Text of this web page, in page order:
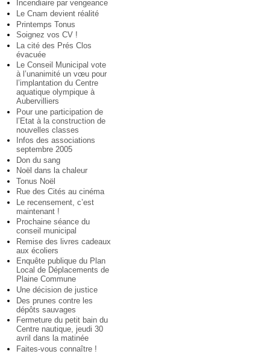
Incendiaire par vengeance
Le Cnam devient réalité
Printemps Tonus
Soignez vos CV !
La cité des Prés Clos
évacuée
Le Conseil Municipal vote
à l’unanimité un vœu pour
l’implantation du Centre
aquatique olympique à
Aubervilliers
Pour une participation de
l’Etat à la construction de
nouvelles classes
Infos des associations
septembre 2005
Don du sang
Noël dans la chaleur
Tonus Noël
Rue des Cités au cinéma
Le recensement, c’est
maintenant !
Prochaine séance du
conseil municipal
Remise des livres cadeaux
aux écoliers
Enquête publique du Plan
Local de Déplacements de
Plaine Commune
Une décision de justice
Des prunes contre les
dépôts sauvages
Fermeture du petit bain du
Centre nautique, jeudi 30
avril dans la matinée
Faites-vous connaître !